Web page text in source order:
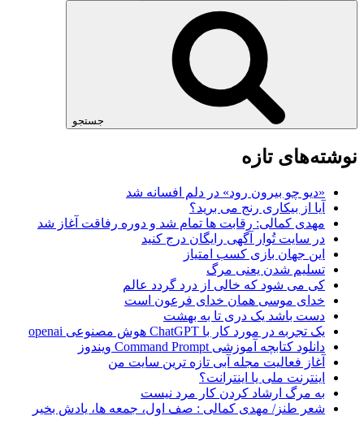
نوشته‌های تازه
«دیو چو بیرون رود» در دلم افسانه شد
آیا از بیکاری رنج می برید؟
مهدی کمالی: رقابت ها تمام شد و دوره رفاقت آغاز شد
در سایت تُوار آگهی رایگان درج کنید
این جهان بازی کسب امتیاز
تسلیم شدن یعنی مرگ
کی می شود که خالی از درد گردد عالم
خدای موسی همان خدای فرعون است
دست باشد یک دری تا به بهشت
یک تجربه در مورد کار با ChatGPT هوش مصنوعی openai
دانلود کتابچه آموزشی Command Prompt ویندوز
آغاز فعالیت مجله آبی تازه ترین سایت من
اینترنت ملی یا اینترانت؟
به مرگ ارشاد کردن کار مرد نیست
شعر طنز/ مهدی کمالی : صف اول، جمعه ها، یادش بخیر